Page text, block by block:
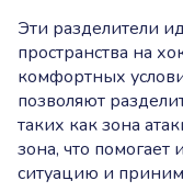
Эти разделители
пространства на
комфортных
позволяют
таких как зона
зона, что
ситуацию и